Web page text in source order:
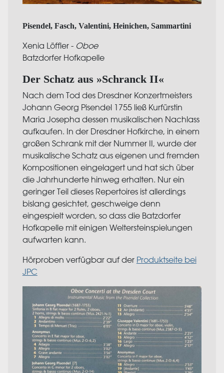
Pisendel, Fasch, Valentini, Heinichen, Sammartini
Xenia Löffler - Oboe
Batzdorfer Hofkapelle
Der Schatz aus »Schranck II«
Nach dem Tod des Dresdner Konzertmeisters
Johann Georg Pisendel 1755 ließ Kurfürstin
Maria Josepha dessen musikalischen Nachlass
aufkaufen. In der Dresdner Hofkirche, in einem
großen Schrank mit der Nummer II, wurde der
musikalische Schatz aus eigenen und fremden
Kompositionen eingelagert und hat sich über
die Jahrhunderte hinweg erhalten. Nur ein
geringer Teil dieses Repertoires ist allerdings
bislang gesichtet, geschweige denn
eingespielt worden, so dass die Batzdorfer
Hofkapelle mit einigen Weltersteinspielungen
aufwarten kann.
Hörproben verfügbar auf der Produktseite bei
JPC